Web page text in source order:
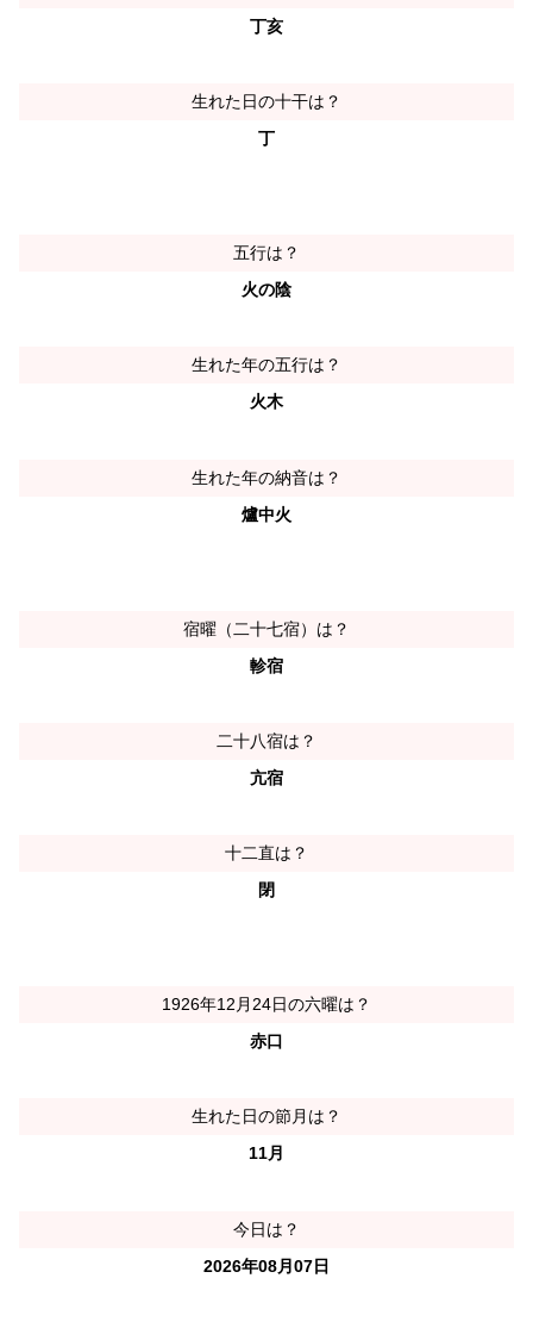
丁亥
生れた日の十干は？
丁
五行は？
火の陰
生れた年の五行は？
火木
生れた年の納音は？
爐中火
宿曜（二十七宿）は？
軫宿
二十八宿は？
亢宿
十二直は？
閉
1926年12月24日の六曜は？
赤口
生れた日の節月は？
11月
今日は？
2026年08月07日